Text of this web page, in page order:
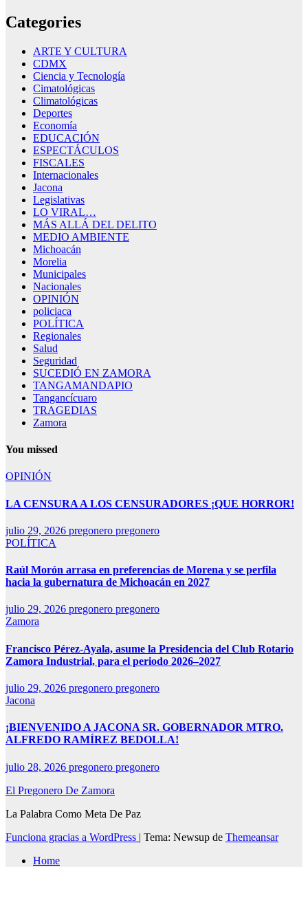
Categories
ARTE Y CULTURA
CDMX
Ciencia y Tecnología
Cimatológicas
Climatológicas
Deportes
Economía
EDUCACIÓN
ESPECTÁCULOS
FISCALES
Internacionales
Jacona
Legislativas
LO VIRAL…
MÁS ALLÁ DEL DELITO
MEDIO AMBIENTE
Michoacán
Morelia
Municipales
Nacionales
OPINIÓN
policiaca
POLÍTICA
Regionales
Salud
Seguridad
SUCEDIÓ EN ZAMORA
TANGAMANDAPIO
Tangancícuaro
TRAGEDIAS
Zamora
You missed
OPINIÓN
LA CENSURA A LOS CENSURADORES ¡QUE HORROR!
julio 29, 2026 pregonero pregonero
POLÍTICA
Raúl Morón arrasa en preferencias de Morena y se perfila
hacia la gubernatura de Michoacán en 2027
julio 29, 2026 pregonero pregonero
Zamora
Francisco Pérez-Ayala, asume la Presidencia del Club Rotario
Zamora Industrial, para el periodo 2026–2027
julio 29, 2026 pregonero pregonero
Jacona
¡BIENVENIDO A JACONA SR. GOBERNADOR MTRO.
ALFREDO RAMÍREZ BEDOLLA!
julio 28, 2026 pregonero pregonero
El Pregonero De Zamora
La Palabra Como Meta De Paz
Funciona gracias a WordPress | Tema: Newsup de Themeansar
Home